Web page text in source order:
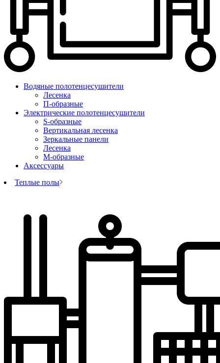
Водяные полотенцесушители
Лесенка
П-образные
Электрические полотенцесушители
S-образные
Вертикальная лесенка
Зеркальные панели
Лесенка
М-образные
Аксессуары
Теплые полы